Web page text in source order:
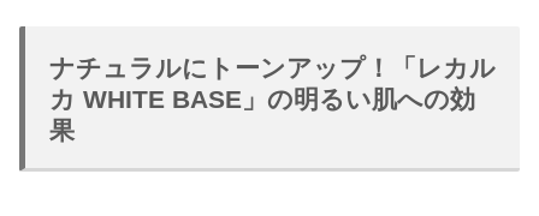
ナチュラルにトーンアップ！「レカル
カ WHITE BASE」の明るい肌への効
果